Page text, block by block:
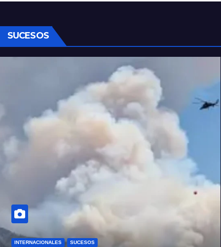
SUCESOS
INTERNACIONALES SUCESOS